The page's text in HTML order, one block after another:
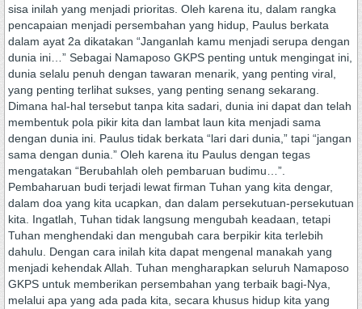
sisa inilah yang menjadi prioritas. Oleh karena itu, dalam rangka
pencapaian menjadi persembahan yang hidup, Paulus berkata
dalam ayat 2a dikatakan “Janganlah kamu menjadi serupa dengan
dunia ini…” Sebagai Namaposo GKPS penting untuk mengingat ini,
dunia selalu penuh dengan tawaran menarik, yang penting viral,
yang penting terlihat sukses, yang penting senang sekarang.
Dimana hal-hal tersebut tanpa kita sadari, dunia ini dapat dan telah
membentuk pola pikir kita dan lambat laun kita menjadi sama
dengan dunia ini. Paulus tidak berkata “lari dari dunia,” tapi “jangan
sama dengan dunia.” Oleh karena itu Paulus dengan tegas
mengatakan “Berubahlah oleh pembaruan budimu…”.
Pembaharuan budi terjadi lewat firman Tuhan yang kita dengar,
dalam doa yang kita ucapkan, dan dalam persekutuan-persekutuan
kita. Ingatlah, Tuhan tidak langsung mengubah keadaan, tetapi
Tuhan menghendaki dan mengubah cara berpikir kita terlebih
dahulu. Dengan cara inilah kita dapat mengenal manakah yang
menjadi kehendak Allah. Tuhan mengharapkan seluruh Namaposo
GKPS untuk memberikan persembahan yang terbaik bagi-Nya,
melalui apa yang ada pada kita, secara khusus hidup kita yang